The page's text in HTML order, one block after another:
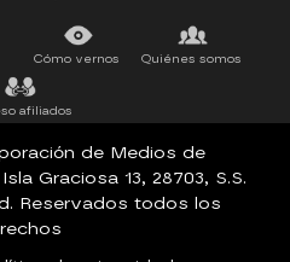
Cómo vernos Quiénes somos
afiliados
de Medios de
Graciosa 13, 28703, S.S.
Reservados todos los